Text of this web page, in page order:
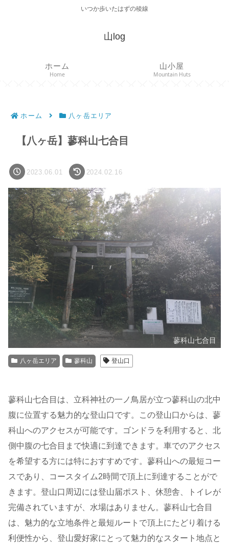
いつか歩いたはずの稜線
山log
ホーム
Home
山小屋
Mountain Huts
ホーム 八ヶ岳エリア
【八ヶ岳】蓼科山七合目
2023.06.01 2024.02.16
蓼科山七合目
八ヶ岳エリア 蓼科山 登山口
蓼科山七合目は、立科神社の一ノ鳥居が立つ蓼科山の北中
腹に位置する魅力的な登山口です。この登山口からは、蓼
科山へのアクセスが可能です。ゴンドラを利用すると、北
側中腹の七合目まで快適に到達できます。車でのアクセス
を希望する方には特におすすめです。蓼科山への最短コー
スであり、コースタイム2時間で頂上に到達することがで
きます。登山口周辺には登山届ポスト、休憩舎、トイレが
完備されていますが、水場はありません。蓼科山七合目
は、魅力的な立地条件と最短ルートで頂上にたどり着ける
利便性から、登山愛好家にとって魅力的なスタート地点と